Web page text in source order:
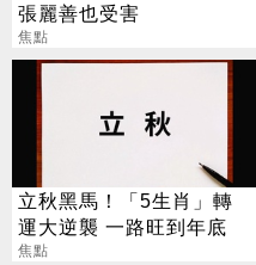
張麗善也受害
焦點
立秋黑馬！「5生肖」轉
運大逆襲 一路旺到年底
焦點